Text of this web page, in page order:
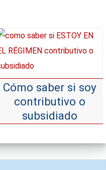
Cómo saber si soy
contributivo o
subsidiado